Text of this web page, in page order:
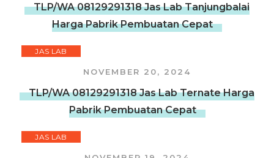
TLP/WA 08129291318 Jas Lab Tanjungbalai
Harga Pabrik Pembuatan Cepat
JAS LAB
NOVEMBER 20, 2024
TLP/WA 08129291318 Jas Lab Ternate Harga
Pabrik Pembuatan Cepat
JAS LAB